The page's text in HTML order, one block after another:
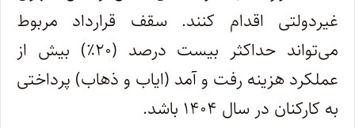
غیردولتی اقدام کنند. سقف قرارداد مربوط
می‌تواند حداکثر بیست درصد (۲۰٪) بیش از
عملکرد هزینه رفت و آمد (ایاب و ذهاب) پرداختی
به کارکنان در سال ۱۴۰۴ باشد.